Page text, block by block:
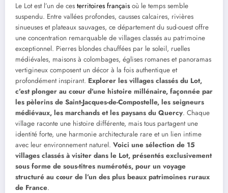
Le Lot est l’un de ces territoires français où le temps semble
suspendu. Entre vallées profondes, causses calcaires, rivières
sinueuses et plateaux sauvages, ce département du sud-ouest offre
une concentration remarquable de villages classés au patrimoine
exceptionnel. Pierres blondes chauffées par le soleil, ruelles
médiévales, maisons à colombages, églises romanes et panoramas
vertigineux composent un décor à la fois authentique et
profondément inspirant. Explorer les villages classés du Lot,
c’est plonger au cœur d’une histoire millénaire, façonnée par
les pèlerins de Saint-Jacques-de-Compostelle, les seigneurs
médiévaux, les marchands et les paysans du Quercy. Chaque
village raconte une histoire différente, mais tous partagent une
identité forte, une harmonie architecturale rare et un lien intime
avec leur environnement naturel. Voici une sélection de 15
villages classés à visiter dans le Lot, présentés exclusivement
sous forme de sous-titres numérotés, pour un voyage
structuré au cœur de l’un des plus beaux patrimoines ruraux
de France.